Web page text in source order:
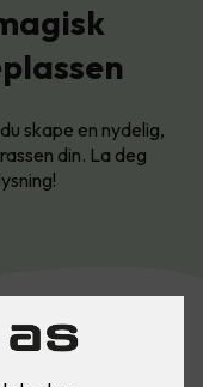
skape en nydelig,
din. La deg